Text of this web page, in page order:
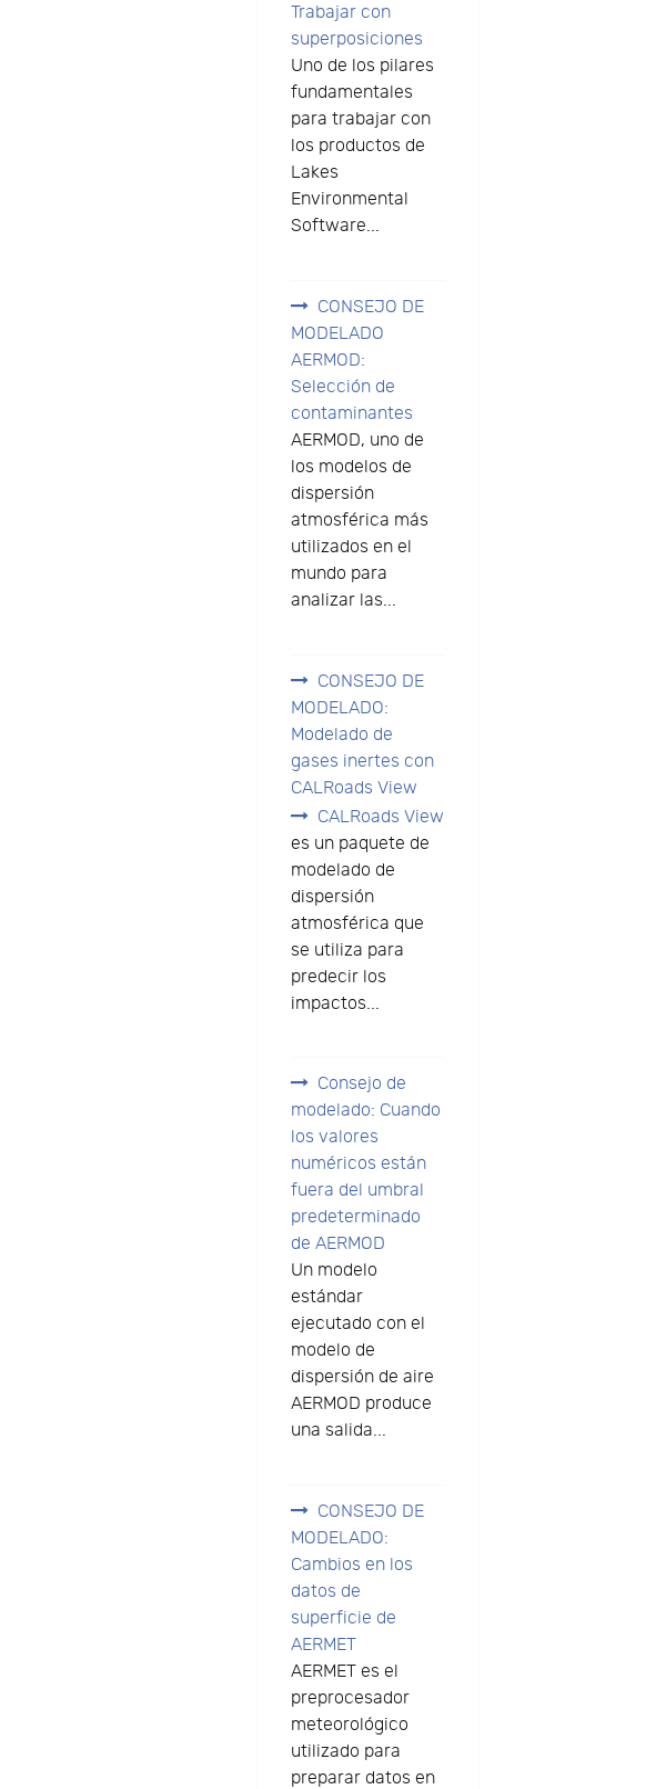
Trabajar con
superposiciones
Uno de los pilares
fundamentales
para trabajar con
los productos de
Lakes
Environmental
Software...
CONSEJO DE
MODELADO
AERMOD:
Selección de
contaminantes
AERMOD, uno de
los modelos de
dispersión
atmosférica más
utilizados en el
mundo para
analizar las...
CONSEJO DE
MODELADO:
Modelado de
gases inertes con
CALRoads View
CALRoads View
es un paquete de
modelado de
dispersión
atmosférica que
se utiliza para
predecir los
impactos...
Consejo de
modelado: Cuando
los valores
numéricos están
fuera del umbral
predeterminado
de AERMOD
Un modelo
estándar
ejecutado con el
modelo de
dispersión de aire
AERMOD produce
una salida...
CONSEJO DE
MODELADO:
Cambios en los
datos de
superficie de
AERMET
AERMET es el
preprocesador
meteorológico
utilizado para
preparar datos en